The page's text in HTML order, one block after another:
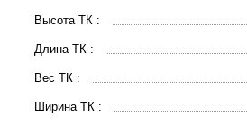
Высота ТК :
Длина ТК :
Вес ТК :
Ширина ТК :